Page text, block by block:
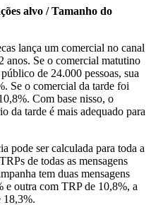
alvo / Tamanho do
lança um comercial no canal
anos. Se o comercial matutino
de 24.000 pessoas, sua
Se o comercial da tarde foi
Com base nisso, o
da tarde é mais adequado para
pode ser calculada para toda a
de todas as mensagens
tem duas mensagens
e outra com TRP de 10,8%, a
18,3%.